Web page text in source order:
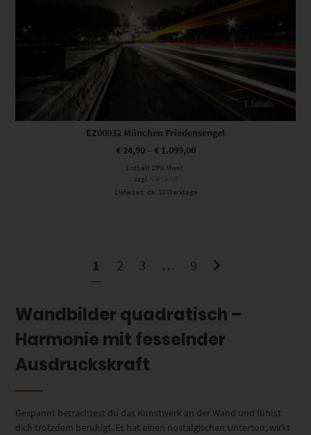
EZ00032 München Friedensengel
€24,90– €1.099,00
Enthält 19% Mwst.
zzgl. Versand
Lieferzeit: ca. 10 Werktage
1 2 3 … 9
Wandbilder quadratisch –
Harmonie mit fesselnder
Ausdruckskraft
Gespannt betrachtest du das Kunstwerk an der Wand und fühlst
dich trotzdem beruhigt. Es hat einen nostalgischen Unterton, wirkt